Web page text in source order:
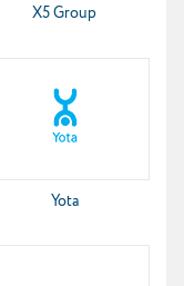
X5 Group
Yota